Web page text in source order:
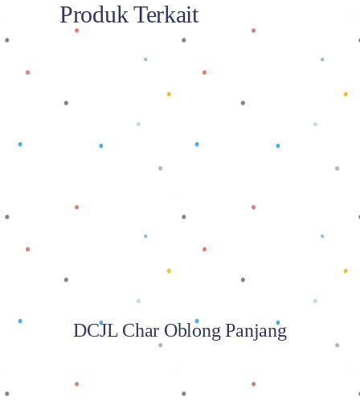
Produk Terkait
DCJL Char Oblong Panjang